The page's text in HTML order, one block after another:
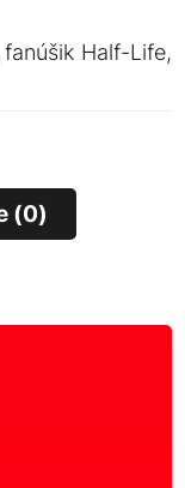
Half-Life,
(0)